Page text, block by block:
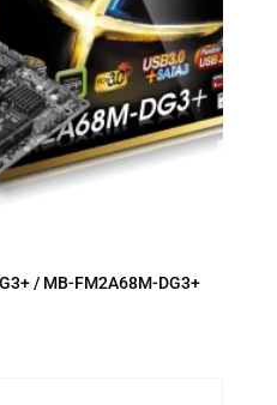
/ MB-FM2A68M-DG3+